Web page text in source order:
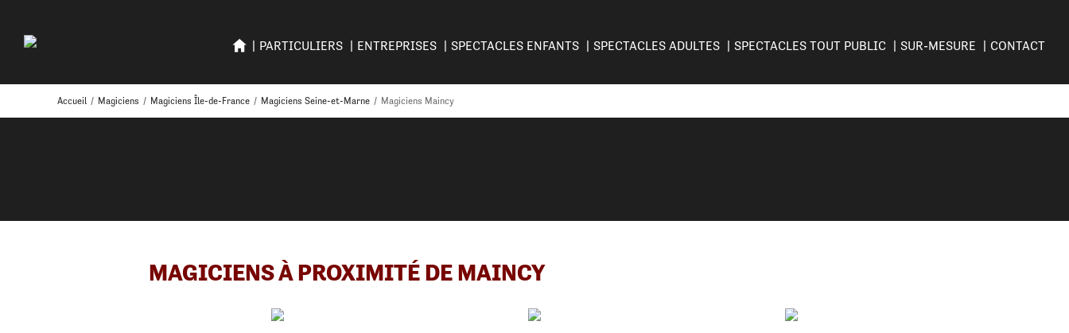
PARTICULIERS ENTREPRISES SPECTACLES ENFANTS SPECTACLES ADULTES SPECTACLES TOUT PUBLIC SUR-MESURE CONTACT
Accueil / Magiciens / Magiciens Île-de-France / Magiciens Seine-et-Marne / Magiciens Maincy
MAGICIENS À PROXIMITÉ DE MAINCY